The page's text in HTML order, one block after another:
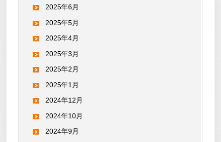
2025年6月
2025年5月
2025年4月
2025年3月
2025年2月
2025年1月
2024年12月
2024年10月
2024年9月